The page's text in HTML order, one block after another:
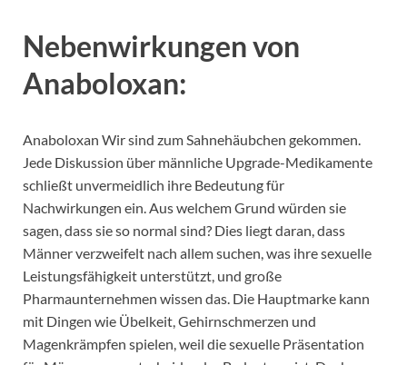
Nebenwirkungen von
Anaboloxan:
Anaboloxan Wir sind zum Sahnehäubchen gekommen.
Jede Diskussion über männliche Upgrade-Medikamente
schließt unvermeidlich ihre Bedeutung für
Nachwirkungen ein. Aus welchem ​​Grund würden sie
sagen, dass sie so normal sind? Dies liegt daran, dass
Männer verzweifelt nach allem suchen, was ihre sexuelle
Leistungsfähigkeit unterstützt, und große
Pharmaunternehmen wissen das. Die Hauptmarke kann
mit Dingen wie Übelkeit, Gehirnschmerzen und
Magenkrämpfen spielen, weil die sexuelle Präsentation